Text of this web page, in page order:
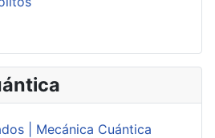
| Mecánica Cuántica